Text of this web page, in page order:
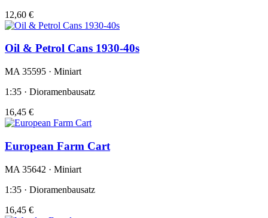
12,60 €
Oil & Petrol Cans 1930-40s
MA 35595 · Miniart
1:35 · Dioramenbausatz
16,45 €
European Farm Cart
MA 35642 · Miniart
1:35 · Dioramenbausatz
16,45 €